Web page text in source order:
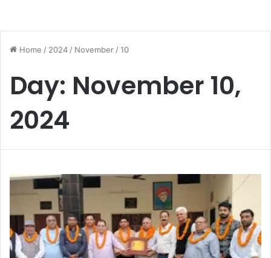
Home / 2024 / November /10
Day: November 10,
2024